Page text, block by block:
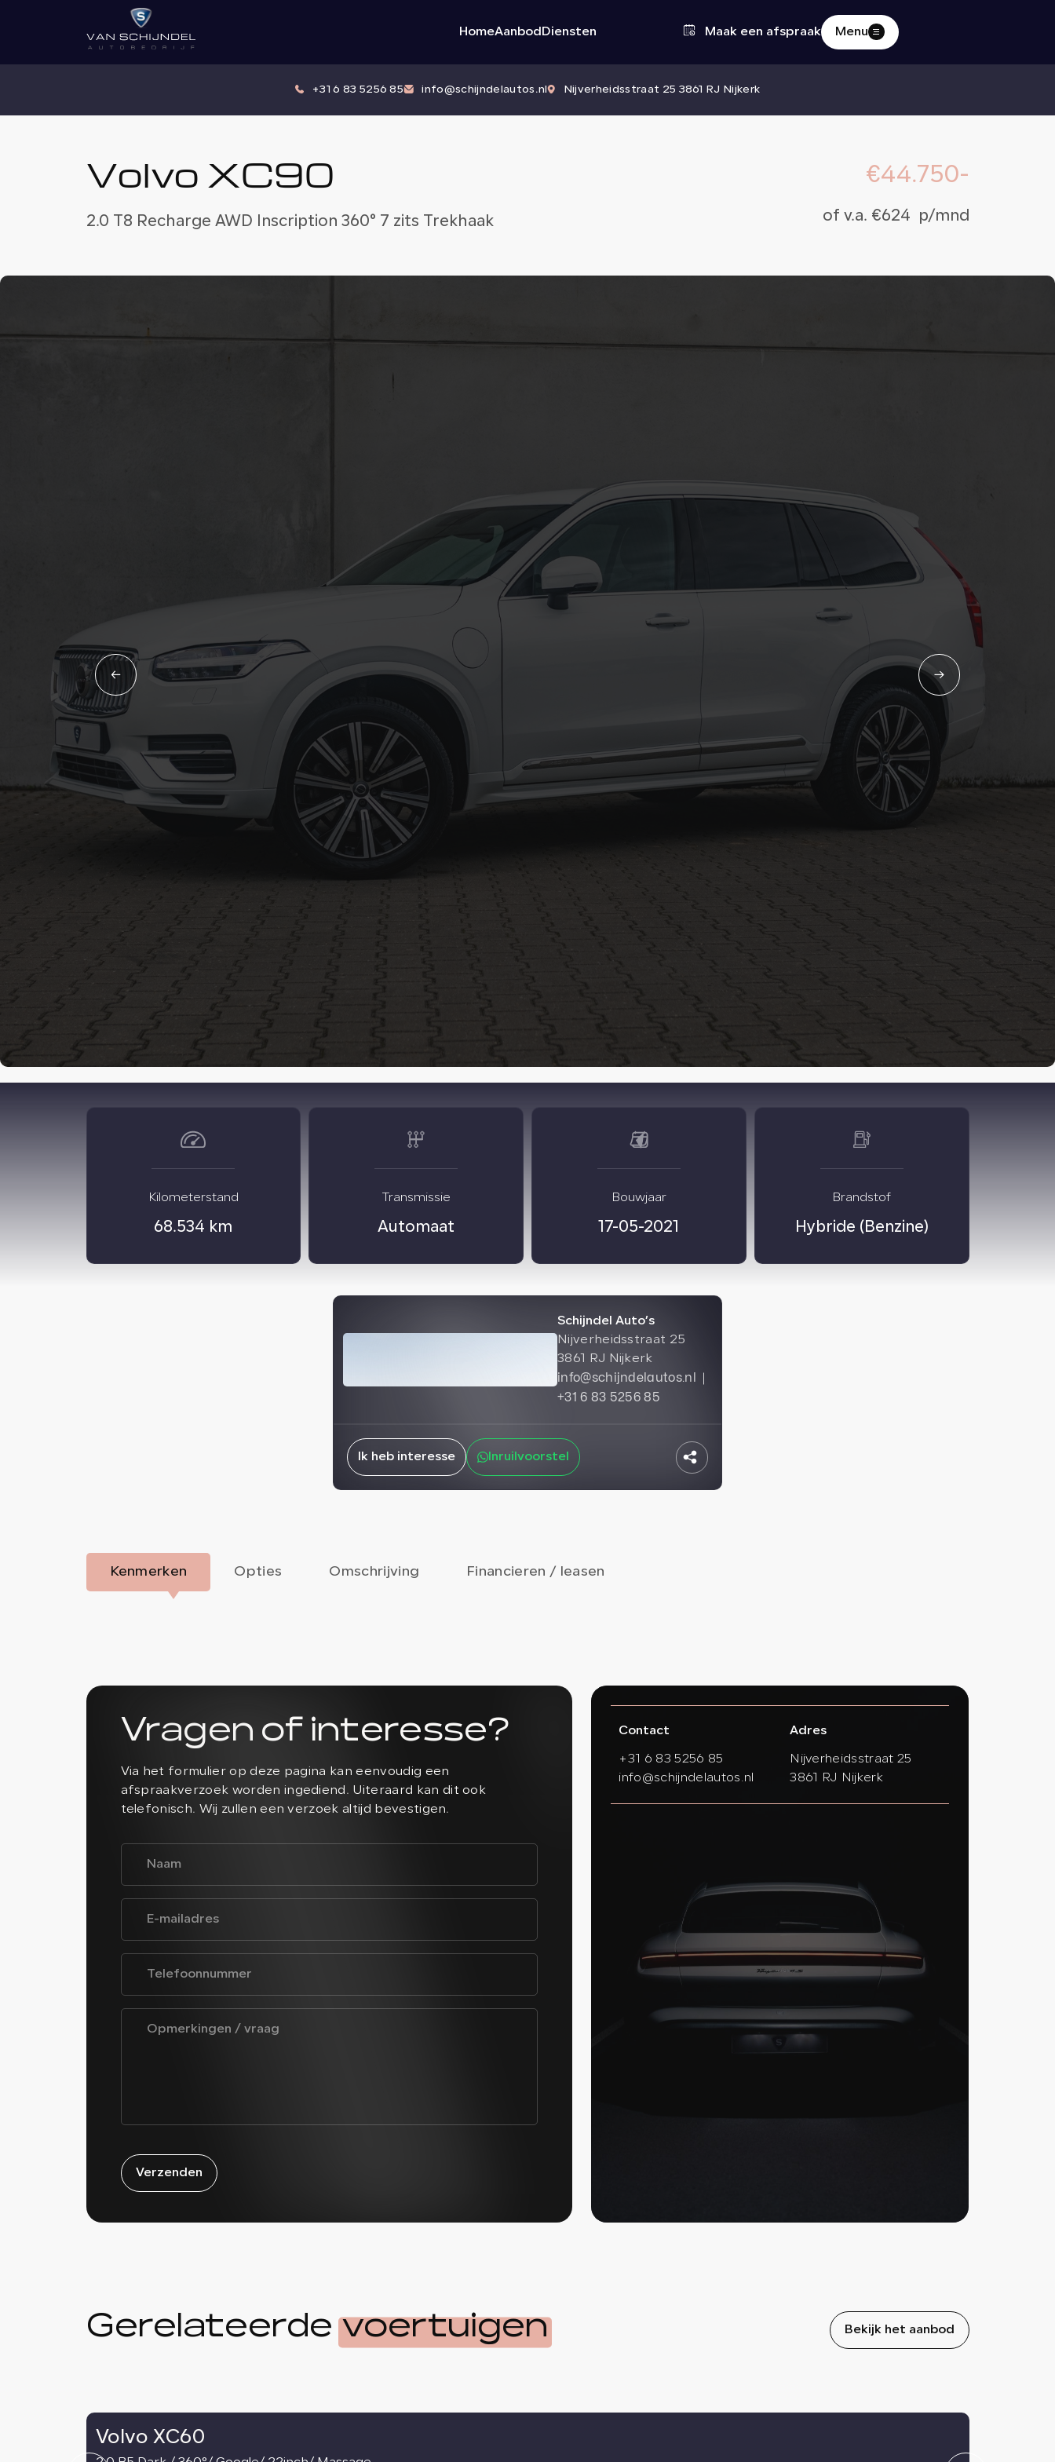
HomeAanbod Diensten Maak een afspraak Menu
+31 6 83 5256 85 info@schijndelautos.nl Nijverheidsstraat 25 3861 RJ Nijkerk
Home
Diensten
Verkocht
Over ons
Volvo XC90
2.0 T8 Recharge AWD Inscription 360° 7 zits Trekhaak
€44.750-
of v.a. €624 p/mnd
Kilometerstand
68.534 km
Transmissie
Automaat
Bouwjaar
17-05-2021
Brandstof
Hybride (Benzine)
Schijndel Auto’s
Nijverheidsstraat 25
3861 RJ Nijkerk
info@schijndelautos.nl
+31 6 83 5256 85
Ik heb interesse Inruilvoorstel
Kenmerken Opties Omschrijving Financieren / leasen
Vragen of interesse?
Via het formulier op deze pagina kan eenvoudig een
afspraakverzoek worden ingediend. Uiteraard kan dit ook
telefonisch. Wij zullen een verzoek altijd bevestigen.
Verzenden
Contact
+31 6 83 5256 85
info@schijndelautos.nl
Adres
Nijverheidsstraat 25
3861 RJ Nijkerk
Gerelateerde voertuigen Bekijk het aanbod
Volvo XC60